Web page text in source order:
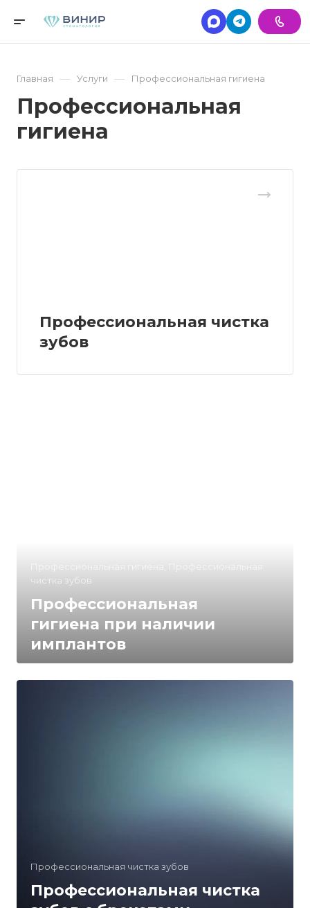
Главная — Услуги — Профессиональная гигиена
Профессиональная
гигиена
Профессиональная чистка
зубов
чистка зубов
Профессиональная
гигиена при наличии
имплантов
Профессиональная чистка зубов
Профессиональная чистка